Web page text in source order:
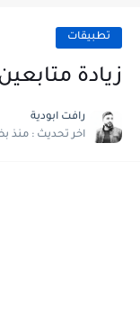
تطبيقات
زيادة
رافت ابودية
اخر تحديث : منذ